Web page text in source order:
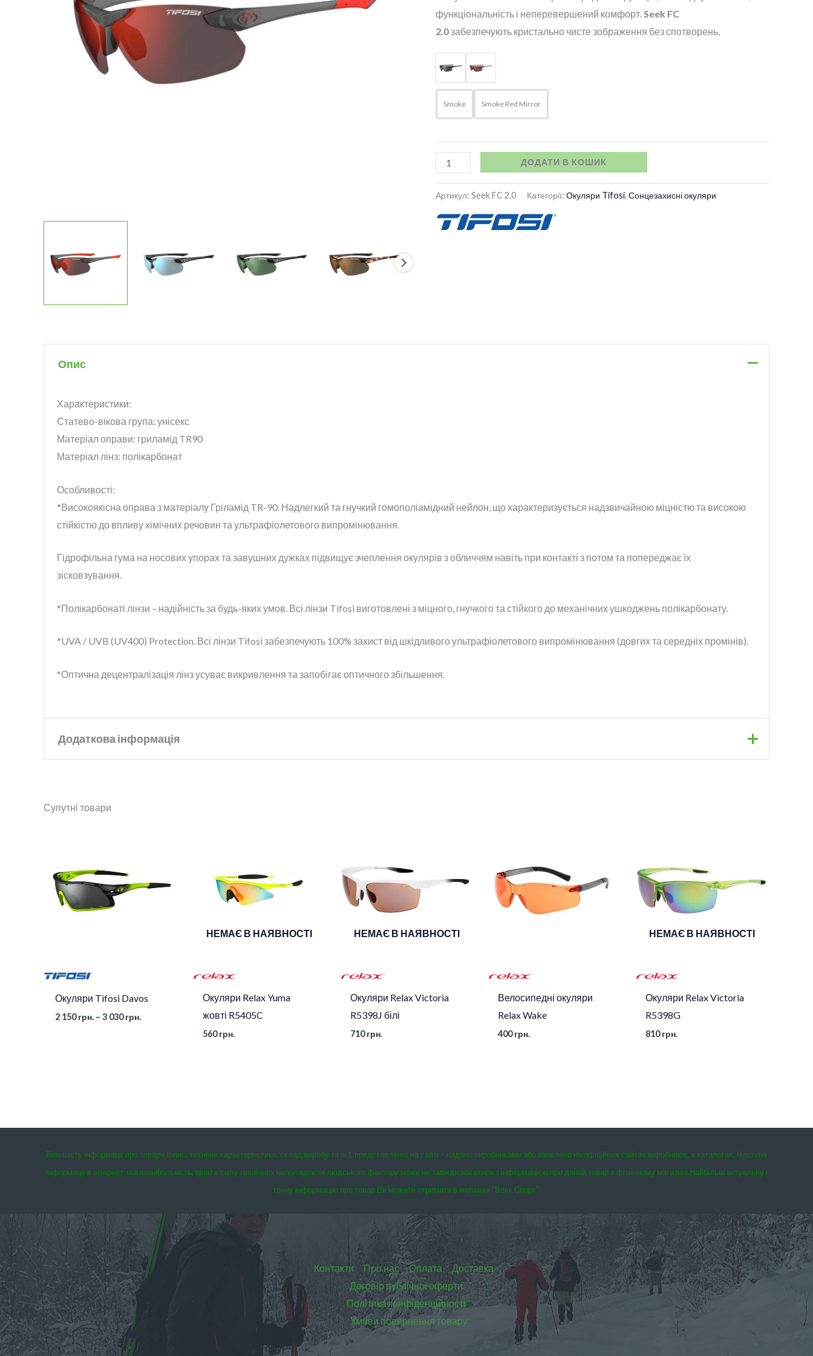
2
функціональність і неперевершений комфорт. Seek FC
2.0 забезпечують кристально чисте зображення без спотворень.
Smoke Smoke Red Mirror
ДОДАТИ В КОШИК
Артикул: Seek FC 2.0 Категорії: Окуляри Tifosi, Сонцезахисні окуляри
Опис
Характеристики:
Статево-вікова група: унісекс
Матеріал оправи: гриламід TR90
Матеріал лінз: полікарбонат
Особливості:
*Високоякісна оправа з матеріалу Гріламід TR-90. Надлегкий та гнучкий гомополіамідний нейлон, що характеризується надзвичайною міцністю та високою
стійкістю до впливу хімічних речовин та ультрафіолетового випромінювання.
Гідрофільна гума на носових упорах та завушних дужках підвищує зчеплення окулярів з обличчям навіть при контакті з потом та попереджає їх
зісковзування.
*Полікарбонаті лінзи – надійність за будь-яких умов. Всі лінзи Tifosi виготовлені з міцного, гнучкого та стійкого до механічних ушкоджень полікарбонату.
*UVA / UVB (UV400) Protection. Всі лінзи Tifosi забезпечують 100% захист від шкідливого ультрафіолетового випромінювання (довгих та середніх промінів).
*Оптична децентралізація лінз усуває викривлення та запобігає оптичного збільшення.
Додаткова інформація
Колір
Супутні товари
Окуляри Tifosi Davos
2 150грн. – 3 030грн.
до
НЕМАЄ В НАЯВНОСТІ
Окуляри Relax Yuma
жовті R5405C
560грн.
НЕМАЄ В НАЯВНОСТІ
Окуляри Relax Victoria
R5398J білі
710грн.
Велосипедні окуляри
Relax Wake
400грн.
НЕМАЄ В НАЯВНОСТІ
Окуляри Relax Victoria
R5398G
810грн.
Більшість інформації про товари (опис, технічні характеристики, склад виробу та ін.), представленої на сайті – надано виробниками або заявлено на офіційних сайтах виробників, в каталогах. Частина
інформації в інтернет-магазині(кількість, ціна) в силу технічних неполадок та людського фактору може не завжди збігатися з інформацією про даний товар в фізичному магазині.Найбільш актуальну і
точну інформацію про товар Ви можете отримати в магазині “Вовк Спорт”:
Контакти Про нас Оплата
Доставка
Договір публічної оферти
Політика конфіденційності
Умови повернення товару